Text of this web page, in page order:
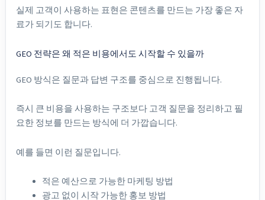
실제 고객이 사용하는 표현은 콘텐츠를 만드는 가장 좋은 자
료가 되기도 합니다.
GEO 전략은 왜 적은 비용에서도 시작할 수 있을까
GEO 방식은 질문과 답변 구조를 중심으로 진행됩니다.
즉시 큰 비용을 사용하는 구조보다 고객 질문을 정리하고 필
요한 정보를 만드는 방식에 더 가깝습니다.
예를 들면 이런 질문입니다.
적은 예산으로 가능한 마케팅 방법
광고 없이 시작 가능한 홍보 방법